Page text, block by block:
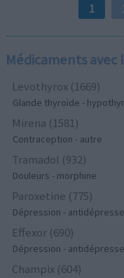
1
Médicaments
Levothyrox (1669)
Glande thyroïde -
Mirena (1581)
Contraception - autre
Tramadol (932)
Douleurs - morphine
Paroxetine (775)
Dépression -
Effexor (690)
Dépression -
Champix (604)